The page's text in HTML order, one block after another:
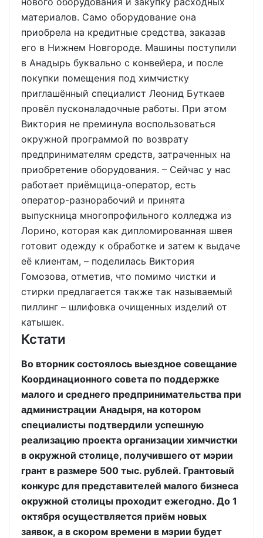
материалов. Само оборудование она
приобрела на кредитные средства, заказав
его в Нижнем Новгороде. Машины поступили
в Анадырь буквально с конвейера, и после
покупки помещения под химчистку
приглашённый специалист Леонид Буткаев
провёл пусконаладочные работы. При этом
Виктория не преминула воспользоваться
окружной программой по возврату
предпринимателям средств, затраченных на
приобретение оборудования. – Сейчас у нас
работает приёмщица-оператор, есть
оператор-разнорабочий и принята
выпускница многопрофильного колледжа из
Лорино, которая как дипломированная швея
готовит одежду к обработке и затем к выдаче
её клиентам, – поделилась Виктория
Гомозова, отметив, что помимо чистки и
стирки предлагается также так называемый
пиллинг – шлифовка очищенных изделий от
катышек.
Кстати
Во вторник состоялось выездное совещание
Координационного совета по поддержке
малого и среднего предпринимательства при
администрации Анадыря, на котором
специалисты подтвердили успешную
реализацию проекта организации химчистки
в окружной столице, получившего от мэрии
грант в размере 500 тыс. рублей. Грантовый
конкурс для представителей малого бизнеса
окружной столицы проходит ежегодно. До 1
октября осуществляется приём новых
заявок, а в скором времени в мэрии будет